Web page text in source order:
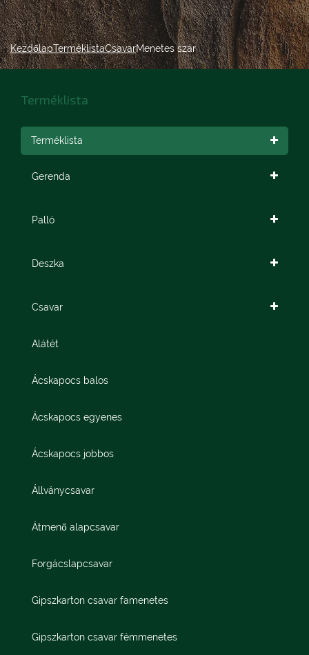
KezdőlapTerméklistaCsavarMenetes szár
Terméklista
Terméklista
Gerenda
Palló
Deszka
Csavar
Alátét
Ácskapocs balos
Ácskapocs egyenes
Ácskapocs jobbos
Állványcsavar
Átmenő alapcsavar
Forgácslapcsavar
Gipszkarton csavar famenetes
Gipszkarton csavar fémmenetes